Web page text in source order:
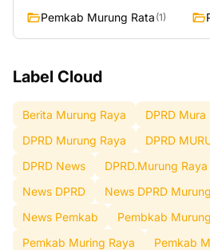
Pemkab Murung Rata (1)
Label Cloud
Berita Murung Raya DPRD Mura
DPRD Murung Raya
DPRD
DPRD News
DPRD.Murung Raya
News DPRD
News DPRD
News Pemkab
Pembkab
Pemkab Muring Raya
Pemkab